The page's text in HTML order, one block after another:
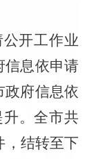
开工作业
信息依申请
政府信息依
。全市共
，结转至下